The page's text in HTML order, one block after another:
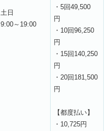
土日
9:00～19:00
・5回49,500
円
・10回96,250
円
・15回140,250
円
・20回181,500
円
【都度払い】
・10,725円